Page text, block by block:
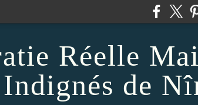
Réelle
Indignés de